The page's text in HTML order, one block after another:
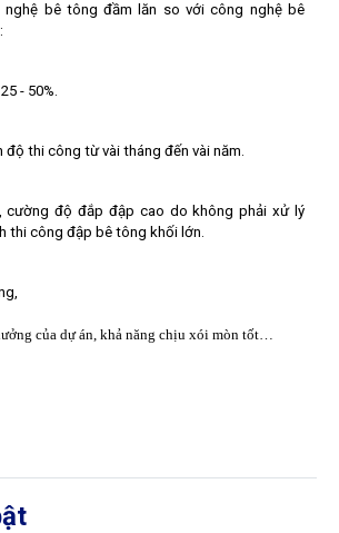
nghệ bê tông đầm lăn so với công nghệ bê
- 50%.
độ thi công từ vài tháng đến vài năm.
cường độ đắp đập cao do không phải xử lý
thi công đập bê tông khối lớn.
của dự án, khả năng chịu xói mòn tốt…